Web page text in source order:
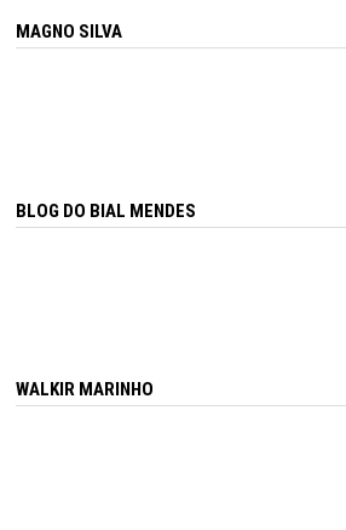
MAGNO SILVA
BLOG DO BIAL MENDES
WALKIR MARINHO